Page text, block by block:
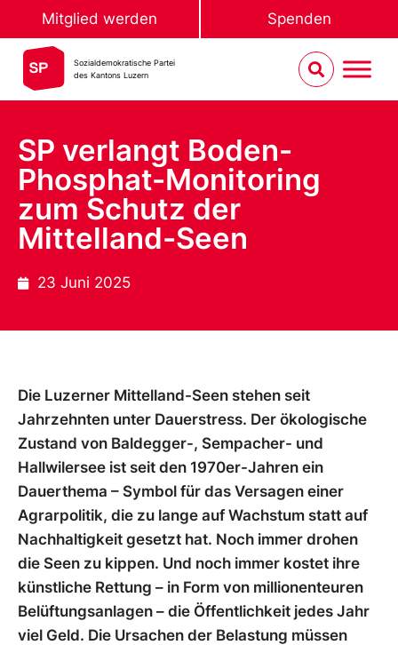
Mitglied werden Spenden
Sozialdemokratische Partei
des Kantons Luzern
SP verlangt Boden-
Phosphat-Monitoring
zum Schutz der
Mittelland-Seen
23 Juni 2025
Die Luzerner Mittelland-Seen stehen seit
Jahrzehnten unter Dauerstress. Der ökologische
Zustand von Baldegger-, Sempacher- und
Hallwilersee ist seit den 1970er-Jahren ein
Dauerthema – Symbol für das Versagen einer
Agrarpolitik, die zu lange auf Wachstum statt auf
Nachhaltigkeit gesetzt hat. Noch immer drohen
die Seen zu kippen. Und noch immer kostet ihre
künstliche Rettung – in Form von millionenteuren
Belüftungsanlagen – die Öffentlichkeit jedes Jahr
viel Geld. Die Ursachen der Belastung müssen